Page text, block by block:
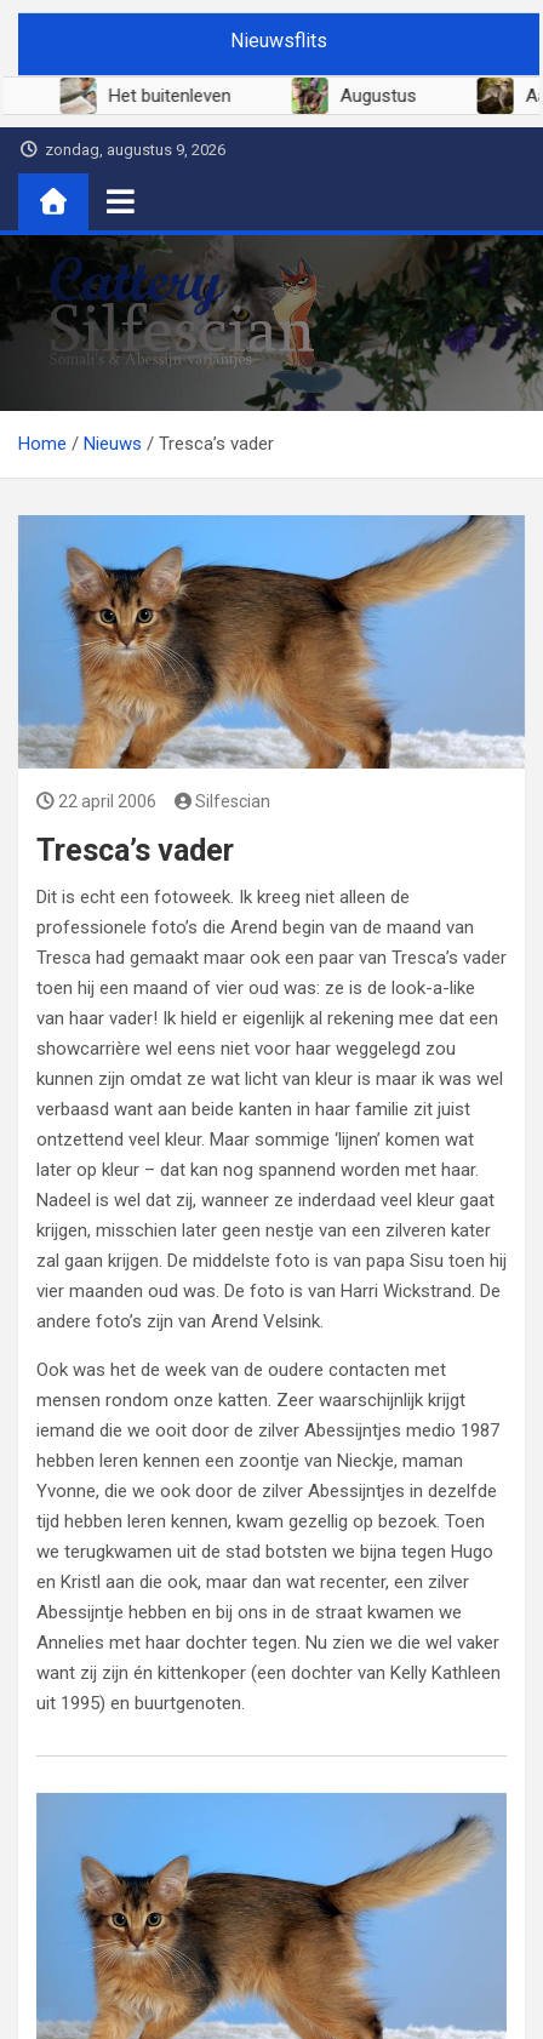
Ga
de
Nieuwsflits
Juni 2026 Het buitenleven Augustus
zondag, augustus 9, 2026
Cattery Silfescian
Somali's en soms Abessijn-variantjes
Home
Nieuws Tresca’s vader
22 april 2006 Silfescian
Tresca’s vader
Dit is echt een fotoweek. Ik kreeg niet alleen de
professionele foto’s die Arend begin van de maand van
Tresca had gemaakt maar ook een paar van Tresca’s vader
toen hij een maand of vier oud was: ze is de look-a-like
van haar vader! Ik hield er eigenlijk al rekening mee dat een
showcarrière wel eens niet voor haar weggelegd zou
kunnen zijn omdat ze wat licht van kleur is maar ik was wel
verbaasd want aan beide kanten in haar familie zit juist
ontzettend veel kleur. Maar sommige ‘lijnen’ komen wat
later op kleur – dat kan nog spannend worden met haar.
Nadeel is wel dat zij, wanneer ze inderdaad veel kleur gaat
krijgen, misschien later geen nestje van een zilveren kater
zal gaan krijgen. De middelste foto is van papa Sisu toen hij
vier maanden oud was. De foto is van Harri Wickstrand. De
andere foto’s zijn van Arend Velsink.
Ook was het de week van de oudere contacten met
mensen rondom onze katten. Zeer waarschijnlijk krijgt
iemand die we ooit door de zilver Abessijntjes medio 1987
hebben leren kennen een zoontje van Nieckje, maman
Yvonne, die we ook door de zilver Abessijntjes in dezelfde
tijd hebben leren kennen, kwam gezellig op bezoek. Toen
we terugkwamen uit de stad botsten we bijna tegen Hugo
en Kristl aan die ook, maar dan wat recenter, een zilver
Abessijntje hebben en bij ons in de straat kwamen we
Annelies met haar dochter tegen. Nu zien we die wel vaker
want zij zijn én kittenkoper (een dochter van Kelly Kathleen
uit 1995) en buurtgenoten.